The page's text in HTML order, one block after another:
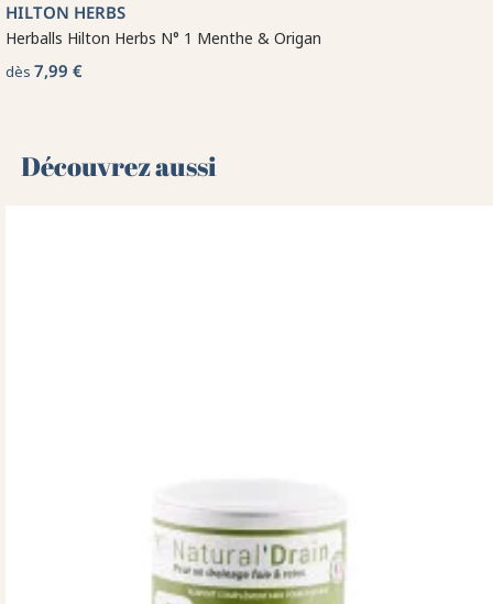
HILTON HERBS
Herballs Hilton Herbs N° 1 Menthe & Origan
dès 7,99 €
Découvrez aussi 🌻